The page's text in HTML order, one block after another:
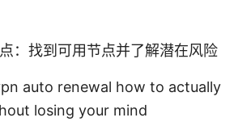
：找到可用节点并了解潜在风险
auto renewal how to actually
losing your mind